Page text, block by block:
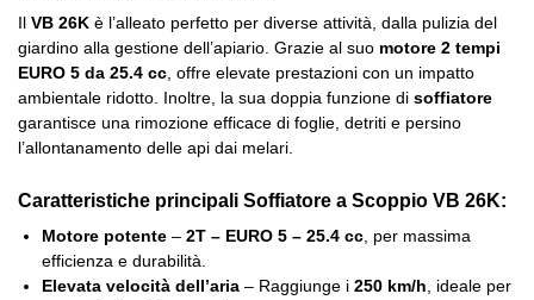
Il VB 26K è l’alleato perfetto per diverse attività, dalla pulizia del
giardino alla gestione dell’apiario. Grazie al suo motore 2 tempi
EURO 5 da 25.4 cc , offre elevate prestazioni con un impatto
ambientale ridotto. Inoltre, la sua doppia funzione di soffiatore
garantisce una rimozione efficace di foglie, detriti e persino
l’allontanamento delle api dai melari.
Caratteristiche principali Soffiatore a Scoppio VB 26K:
Motore potente – 2T – EURO 5 – 25.4 cc , per massima
efficienza e durabilità.
Elevata velocità dell’aria – Raggiunge i 250 km/h , ideale per